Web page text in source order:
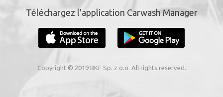
Téléchargez l'application Carwash Manager
Copyright © 2019 BKF Sp. z o.o. All rights reserved.